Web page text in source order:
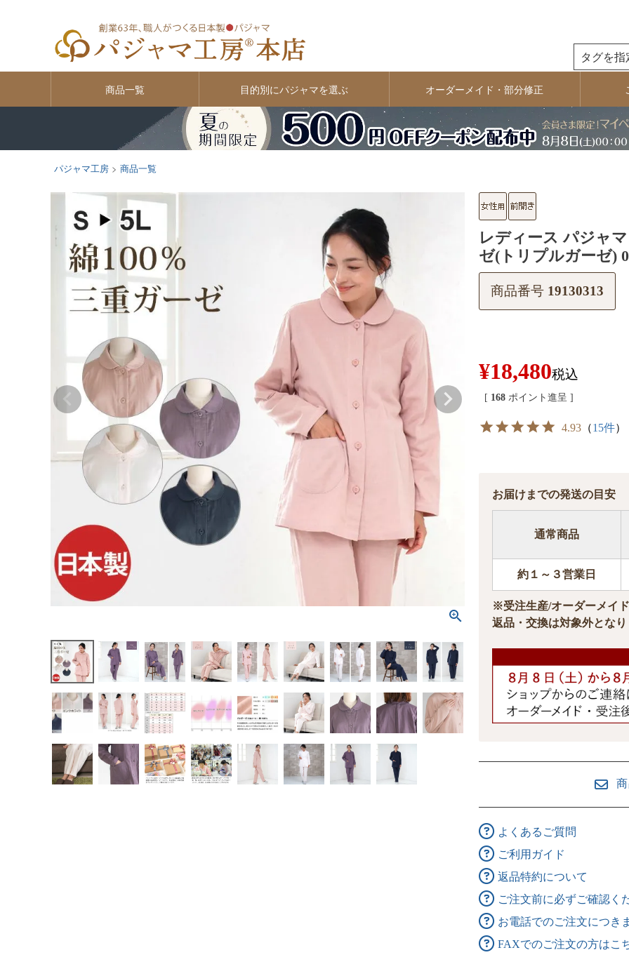
商品一覧 目的別にパジャマを選ぶ オーダーメイド・部分修正
パジャマ工房 商品一覧
レディース パジャ
ゼ(トリプルガーゼ)
商品番号 19130313
¥18,480税込
[ 168 ポイント進呈 ]
4.93 （15件）
お届けまでの発送の目安
通常商品
約１～３営業日
※受注生産/オーダーメイ
返品・交換は対象外とな
よくあるご質問
ご利用ガイド
返品特約について
ご注文前に必ずご確認く
お電話でのご注文につき
FAXでのご注文の方はこ